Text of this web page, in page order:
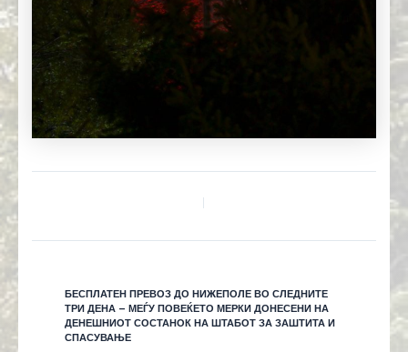
БЕСПЛАТЕН ПРЕВОЗ ДО НИЖЕПОЛЕ ВО СЛЕДНИТЕ
ТРИ ДЕНА – МЕЃУ ПОВЕЌЕТО МЕРКИ ДОНЕСЕНИ НА
ДЕНЕШНИОТ СОСТАНОК НА ШТАБОТ ЗА ЗАШТИТА И
СПАСУВАЊЕ